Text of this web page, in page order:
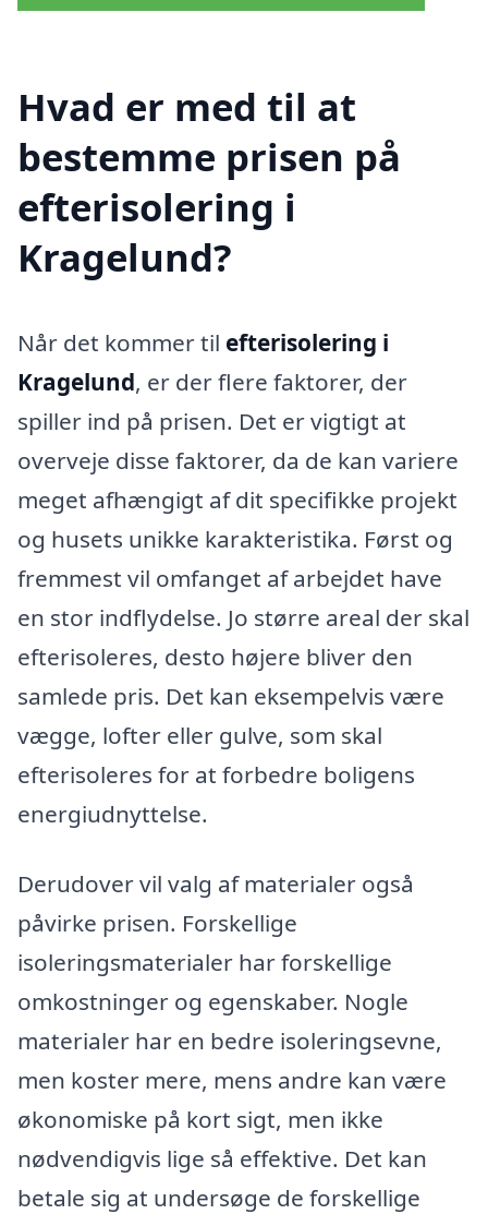
Hvad er med til at
bestemme prisen på
efterisolering i
Kragelund?
Når det kommer til efterisolering i
Kragelund, er der flere faktorer, der
spiller ind på prisen. Det er vigtigt at
overveje disse faktorer, da de kan variere
meget afhængigt af dit specifikke projekt
og husets unikke karakteristika. Først og
fremmest vil omfanget af arbejdet have
en stor indflydelse. Jo større areal der skal
efterisoleres, desto højere bliver den
samlede pris. Det kan eksempelvis være
vægge, lofter eller gulve, som skal
efterisoleres for at forbedre boligens
energiudnyttelse.
Derudover vil valg af materialer også
påvirke prisen. Forskellige
isoleringsmaterialer har forskellige
omkostninger og egenskaber. Nogle
materialer har en bedre isoleringsevne,
men koster mere, mens andre kan være
økonomiske på kort sigt, men ikke
nødvendigvis lige så effektive. Det kan
betale sig at undersøge de forskellige